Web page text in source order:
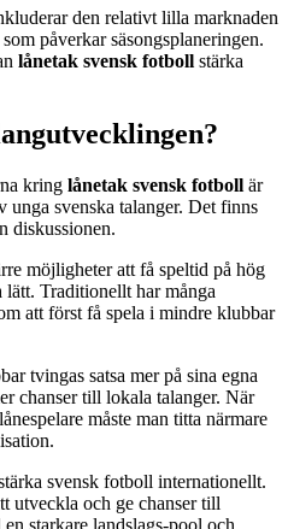
den relativt lilla marknaden
påverkar säsongsplaneringen.
lånetak svensk fotboll stärka
kring lånetak svensk fotboll är
unga svenska talanger. Det finns
diskussionen.
möjligheter att få speltid på hög
Traditionellt har många
att först få spela i mindre klubbar
tvingas satsa mer på sina egna
chanser till lokala talanger. När
måste man titta närmare
svensk fotboll internationellt.
utveckla och ge chanser till